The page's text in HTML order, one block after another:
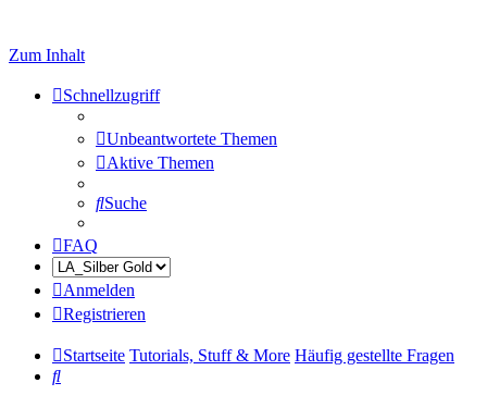
Zum Inhalt
Schnellzugriff
Unbeantwortete Themen
Aktive Themen
Suche
FAQ
Anmelden
Registrieren
Startseite Tutorials, Stuff & More Häufig gestellte Fragen
Suche